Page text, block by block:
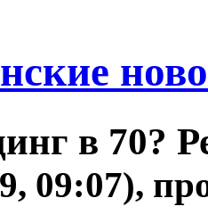
в 70?
09:07),